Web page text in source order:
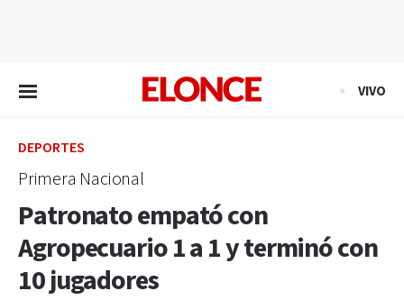
VIVO
DEPORTES
Primera Nacional
Patronato empató con
Agropecuario 1 a 1 y terminó con
10 jugadores